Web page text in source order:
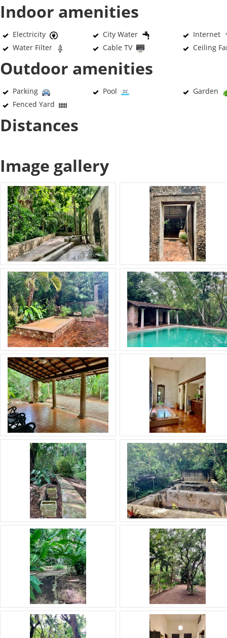
Indoor amenities
Electricity City Water
Internet
Water Filter
Cable TV Ceiling
Outdoor amenities
Parking Pool
Garden
Fenced Yard
Distances
Image gallery